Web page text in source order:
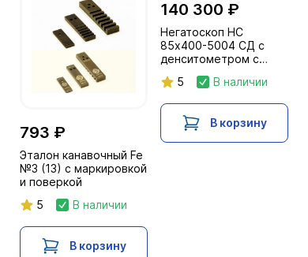
793 ₽
Эталон канавочный Fe
№3 (13) с маркировкой
и поверкой
5
В наличии
В корзину
140 300 ₽
Негатоскоп НС
85х400-5004 СД с
денситометром с
производителя;
6,0 Б
5 В наличии
В корзину